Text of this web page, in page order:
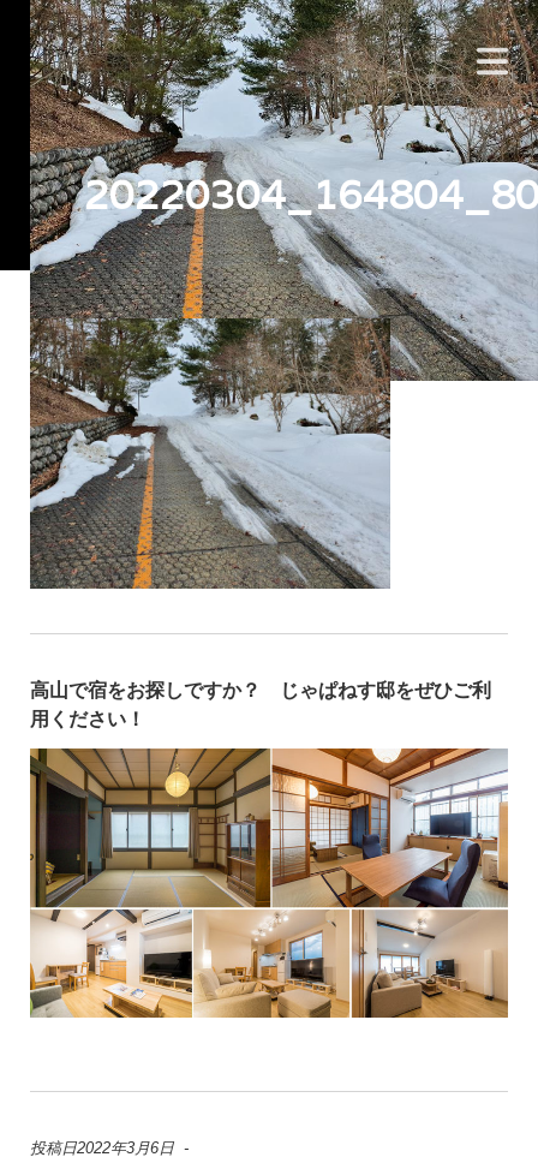
高山で宿をお探しですか？ じゃぱねす邸をぜひご利
用ください！
投稿日2022年3月6日 -